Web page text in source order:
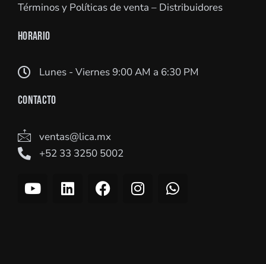
Términos y Políticas de venta – Distribuidores
HORARIO
Lunes - Viernes 9:00 AM a 6:30 PM
CONTACTO
ventas@lica.mx
+52 33 3250 5002
Y
o
L
i
F
a
I
n
W
h